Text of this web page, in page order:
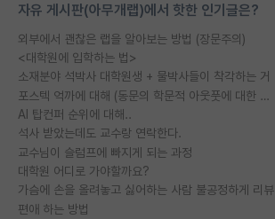
자유 게시판(아무개랩)에서 핫한 인기글은?
외부에서 괜찮은 랩을 알아보는 방법 (장문주의)
<대학원에 입학하는 법>
소재분야 석박사 대학원생 + 물박사들이 착각하는 거
포스텍 억까에 대해 (동문의 학문적 아웃풋에 대한 반박)
AI 탑컨퍼 순위에 대해..
석사 받았는데도 교수랑 연락한다.
교수님이 슬럼프에 빠지게 되는 과정
대학원 어디로 가야할까요?
가슴에 손을 올려놓고 싫어하는 사람 불공정하게 리뷰
편애 하는 방법